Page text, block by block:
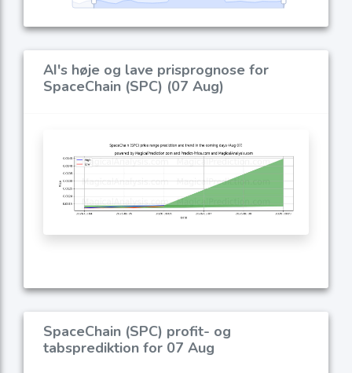
AI's høje og lave prisprognose for
SpaceChain (SPC) (07 Aug)
SpaceChain (SPC) profit- og
tabsprediktion for 07 Aug